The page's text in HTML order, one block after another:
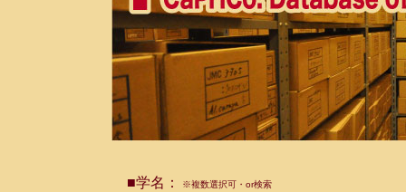
■学名： ※複数選択可・or検索